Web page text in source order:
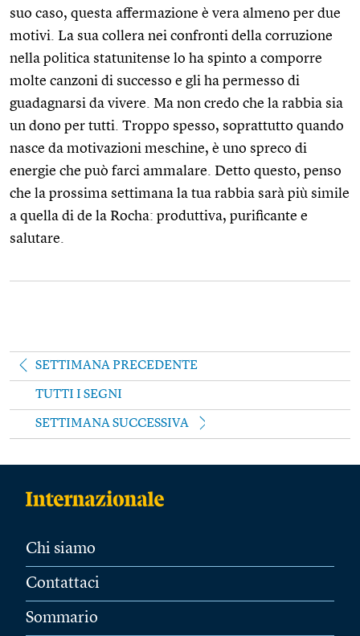
suo caso, questa affermazione è vera almeno per due
motivi. La sua collera nei confronti della corruzione
nella politica statunitense lo ha spinto a comporre
molte canzoni di successo e gli ha permesso di
guadagnarsi da vivere. Ma non credo che la rabbia sia
un dono per tutti. Troppo spesso, soprattutto quando
nasce da motivazioni meschine, è uno spreco di
energie che può farci ammalare. Detto questo, penso
che la prossima settimana la tua rabbia sarà più simile
a quella di de la Rocha: produttiva, purificante e
salutare.
SETTIMANA PRECEDENTE
TUTTI I SEGNI
SETTIMANA SUCCESSIVA
Chi siamo
Contattaci
Sommario